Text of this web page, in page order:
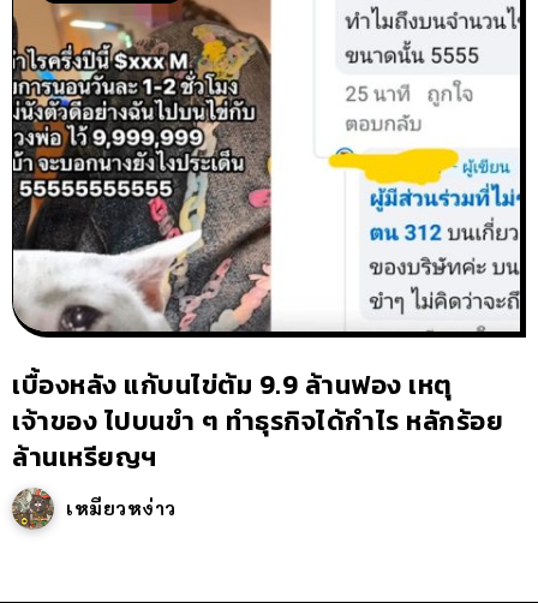
เบื้องหลัง แก้บนไข่ต้ม 9.9 ล้านฟอง เหตุ
เจ้าของ ไปบนขำ ๆ ทำธุรกิจได้กำไร หลักร้อย
ล้านเหรียญฯ
เหมียวหง่าว